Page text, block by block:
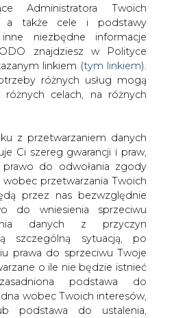
Administratora Twoich
a także cele i podstawy
niezbędne informacje
znajdziesz w Polityce
linkiem (tym linkiem).
różnych usług mogą
celach, na różnych
z przetwarzaniem danych
Ci szereg gwarancji i praw,
do odwołania zgody
wobec przetwarzania Twoich
przez nas bezwzględnie
do wniesienia sprzeciwu
danych z przyczyn
szczególną sytuacją, po
prawa do sprzeciwu Twoje
o ile nie będzie istnieć
podstawa do
wobec Twoich interesów,
podstawa do ustalenia,
skomentuj
udostępnij:
w